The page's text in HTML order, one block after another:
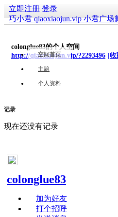
立即注册 登录
巧小君 qiaoxiaojun.vip 小君广
colonglue83的个人空间
http://qiaoxiaojun.vip/?2293496 [收
空间首页
主题
个人资料
记录
现在还没有记录
colonglue83
加为好友
打个招呼